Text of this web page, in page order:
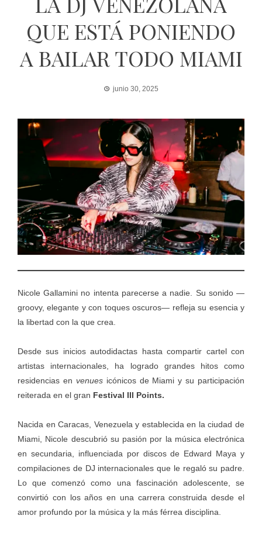
QUE ESTÁ PONIENDO
A BAILAR TODO MIAMI
junio 30, 2025
Nicole Gallamini no intenta parecerse a nadie. Su sonido —
groovy, elegante y con toques oscuros— refleja su esencia y
la libertad con la que crea.
Desde sus inicios autodidactas hasta compartir cartel con
artistas internacionales, ha logrado grandes hitos como
residencias en venuesicónicos de Miami y su participación
reiterada en el gran Festival III Points.
Nacida en Caracas, Venezuela y establecida en la ciudad de
Miami, Nicole descubrió su pasión por la música electrónica
en secundaria, influenciada por discos de Edward Maya y
compilaciones de DJ internacionales que le regaló su padre.
Lo que comenzó como una fascinación adolescente, se
convirtió con los años en una carrera construida desde el
amor profundo por la música y la más férrea disciplina.